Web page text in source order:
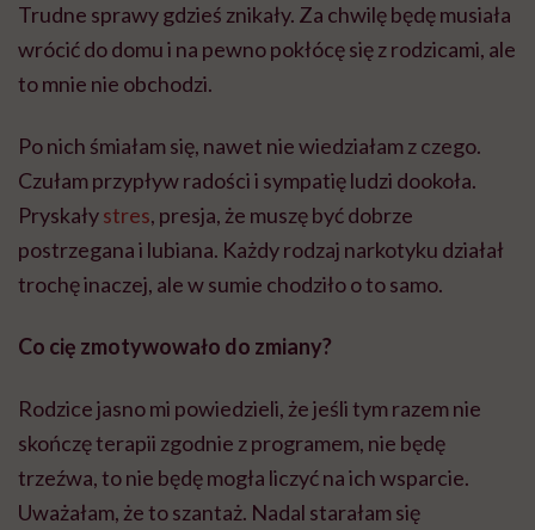
Trudne sprawy gdzieś znikały. Za chwilę będę musiała
wrócić do domu i na pewno pokłócę się z rodzicami, ale
to mnie nie obchodzi.
Po nich śmiałam się, nawet nie wiedziałam z czego.
Czułam przypływ radości i sympatię ludzi dookoła.
Pryskałystres, presja, że muszę być dobrze
postrzegana i lubiana. Każdy rodzaj narkotyku działał
trochę inaczej, ale w sumie chodziło o to samo.
Co cię zmotywowało do zmiany?
Rodzice jasno mi powiedzieli, że jeśli tym razem nie
skończę terapii zgodnie z programem, nie będę
trzeźwa, to nie będę mogła liczyć na ich wsparcie.
Uważałam, że to szantaż. Nadal starałam się